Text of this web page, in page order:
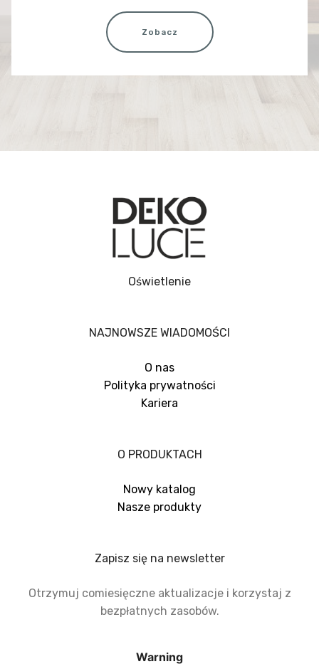
Zobacz
Oświetlenie
NAJNOWSZE WIADOMOŚCI
O nas
Polityka prywatności
Kariera
O PRODUKTACH
Nowy katalog
Nasze produkty
Zapisz się na newsletter
Otrzymuj comiesięczne aktualizacje i korzystaj z
bezpłatnych zasobów.
Warning